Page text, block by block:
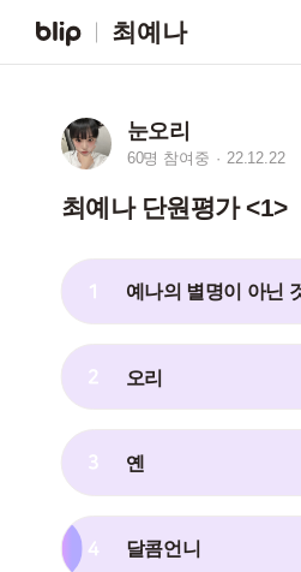
최예나
눈오리
60명 참여중 22.12.22
최예나 단원평가 <1>
1
2 오리
3 옌
4 달콤언니